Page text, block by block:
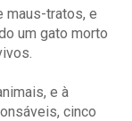
maus-tratos, e
um gato morto
e à
cinco